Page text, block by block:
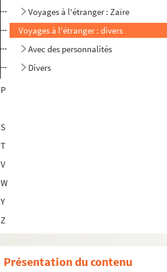
Voyages à l'étranger : Zaïre
Voyages à l'étranger : divers
Avec des personnalités
Divers
P
S
T
V
W
Y
Z
Présentation du contenu